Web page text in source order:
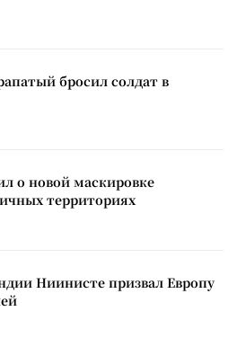
бросил солдат в
о новой маскировке
территориях
Ниинисте призвал Европу